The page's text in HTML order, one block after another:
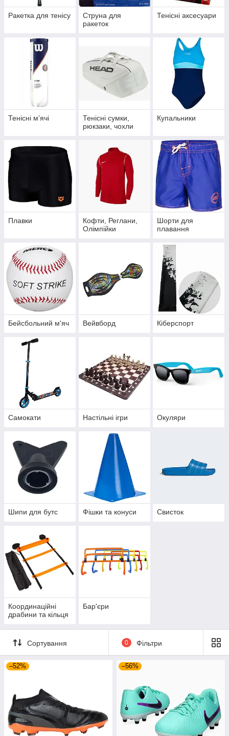
Ракетка для тенісу
Струна для
ракеток
Тенісні аксесуари
Тенісні мʼячі
Тенісні сумки,
рюкзаки, чохли
Купальники
Плавки
Кофти, Реглани,
Олімпійки
Шорти для
плавання
Бейсбольний м'яч Вейвборд Кіберспорт
Самокати Настільні ігри Окуляри
Шипи для бутс Фішки та конуси Свисток
Координаційні
драбини та кільця
Бар'єри
Сортування 0 Фільтри
–52% –56%